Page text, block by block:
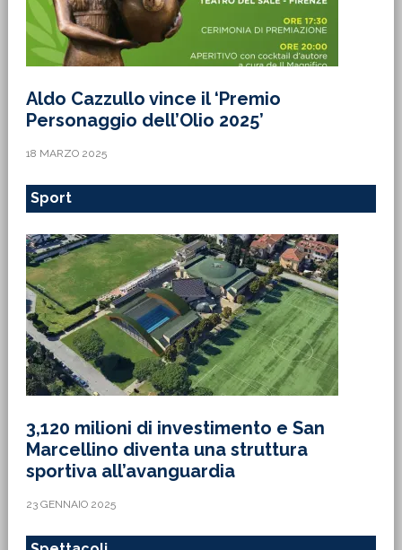
Aldo Cazzullo vince il ‘Premio
Personaggio dell’Olio 2025’
18 MARZO 2025
Sport
3,120 milioni di investimento e San
Marcellino diventa una struttura
sportiva all’avanguardia
23 GENNAIO 2025